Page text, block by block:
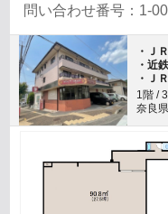
問い合わせ番号：1-
・Ｊ
・近
・Ｊ
1階 /
奈良